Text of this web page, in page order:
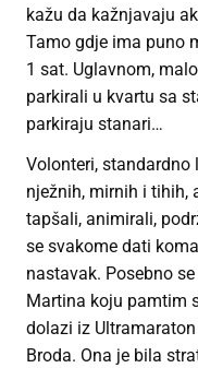
kažu da kažnjavaju
Tamo gdje ima puno
1 sat. Uglavnom,
parkirali u kvartu sa
parkiraju stanari…
Volonteri, standardno
nježnih, mirnih i tihih,
tapšali, animirali,
se svakome dati
nastavak. Posebno
Martina koju pamtim
dolazi iz
Broda. Ona je bila